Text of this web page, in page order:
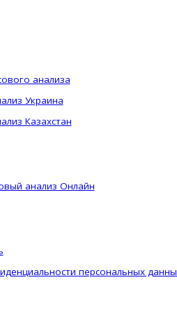
анализа
Украина
Казахстан
анализ Онлайн
персональных